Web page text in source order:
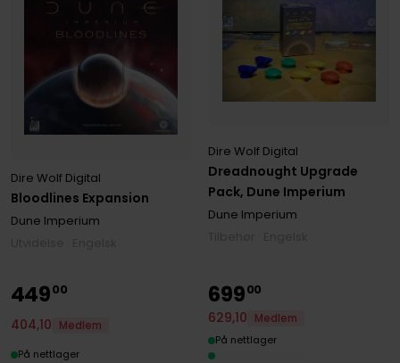
Bloodlines Expansion
Dire Wolf Digital
Dune Imperium
Dreadnought Upgrade
Pack, Dune Imperium
Dire Wolf Digital
Dune Imperium
44900
404,10 Medlem
På nettlager
69900
629,10
Medlem
På nettlager